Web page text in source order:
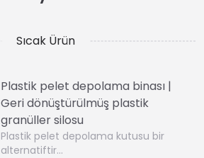
Sıcak Ürün
Plastik pelet depolama binası |
Geri dönüştürülmüş plastik
granüller silosu
Plastik pelet depolama kutusu bir
alternatiftir…